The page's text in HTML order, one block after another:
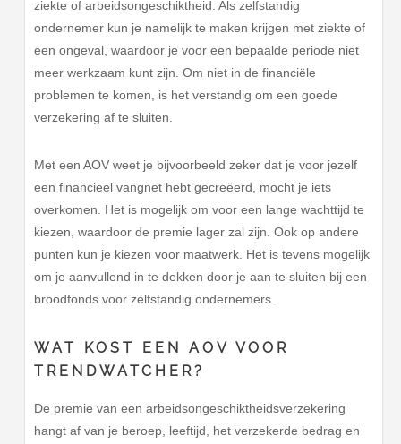
ziekte of arbeidsongeschiktheid. Als zelfstandig
ondernemer kun je namelijk te maken krijgen met ziekte of
een ongeval, waardoor je voor een bepaalde periode niet
meer werkzaam kunt zijn. Om niet in de financiële
problemen te komen, is het verstandig om een goede
verzekering af te sluiten.
Met een AOV weet je bijvoorbeeld zeker dat je voor jezelf
een financieel vangnet hebt gecreëerd, mocht je iets
overkomen. Het is mogelijk om voor een lange wachttijd te
kiezen, waardoor de premie lager zal zijn. Ook op andere
punten kun je kiezen voor maatwerk. Het is tevens mogelijk
om je aanvullend in te dekken door je aan te sluiten bij een
broodfonds voor zelfstandig ondernemers.
WAT KOST EEN AOV VOOR
TRENDWATCHER?
De premie van een arbeidsongeschiktheidsverzekering
hangt af van je beroep, leeftijd, het verzekerde bedrag en